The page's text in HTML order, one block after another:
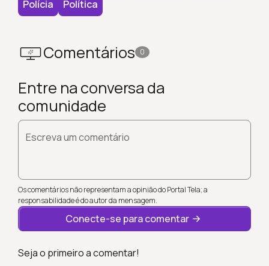
Polícia
Política
Comentários 0
Entre na conversa da
comunidade
Escreva um comentário
Os comentários não representam a opinião do Portal Tela; a
responsabilidade é do autor da mensagem.
Conecte-se para comentar
Seja o primeiro a comentar!